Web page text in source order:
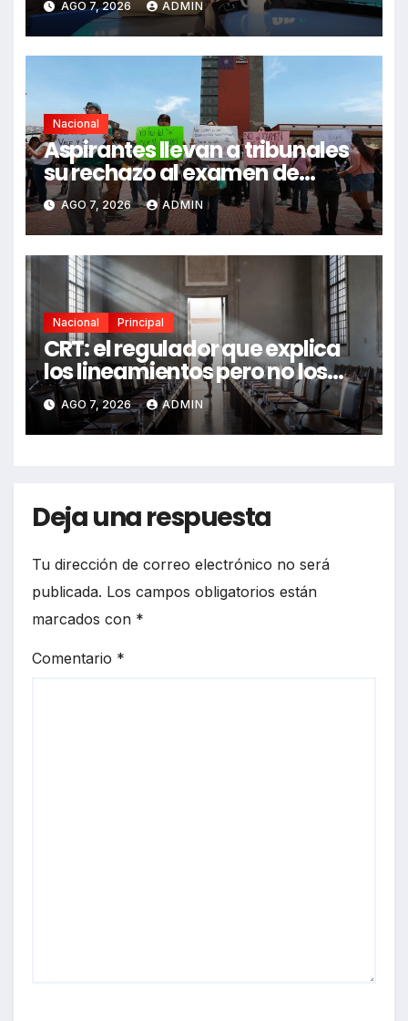
AGO 7, 2026 ADMIN
Nacional
Aspirantes llevan a tribunales
su rechazo al examen de
control de UNAM
AGO 7, 2026 ADMIN
Nacional Principal
CRT: el regulador que explica
los lineamientos pero no los
defiende
AGO 7, 2026 ADMIN
Deja una respuesta
Tu dirección de correo electrónico no será
publicada. Los campos obligatorios están
marcados con *
Comentario *